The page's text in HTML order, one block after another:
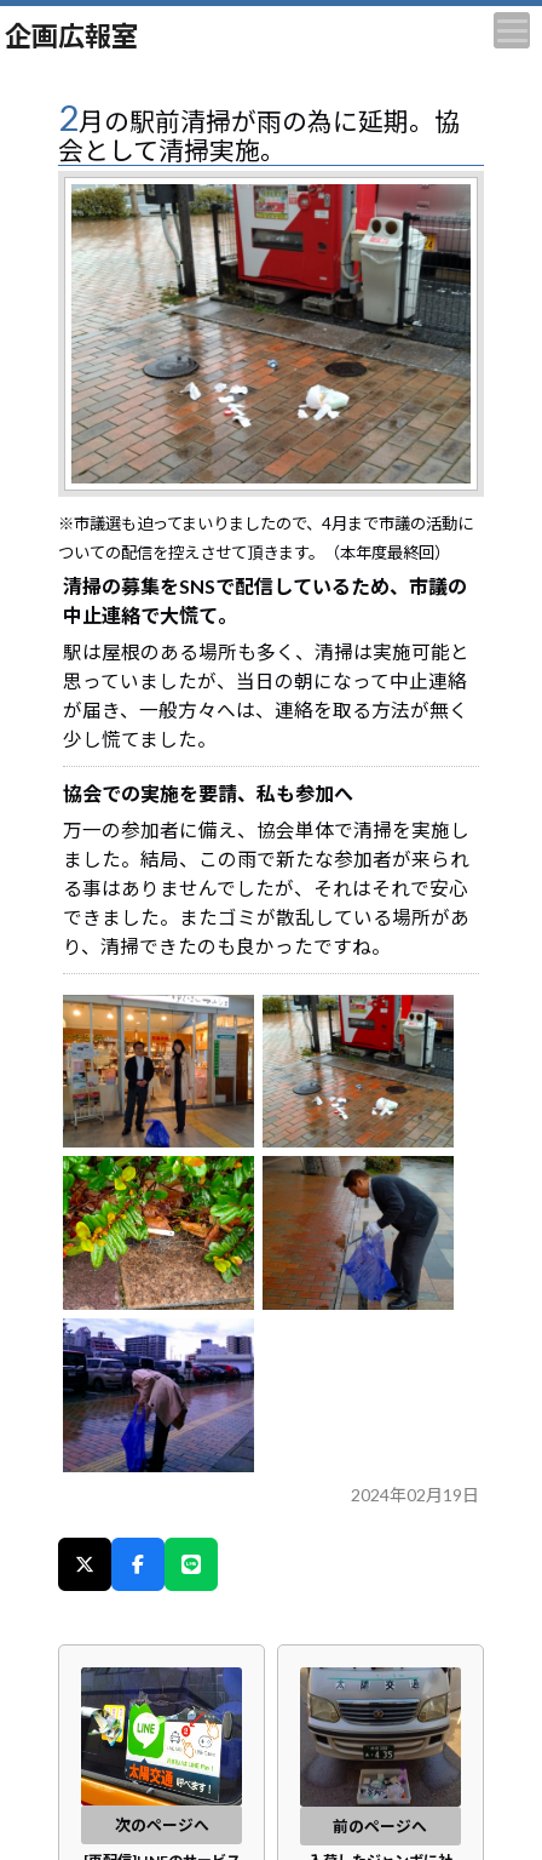
企画広報室
2月の駅前清掃が雨の為に延期。協
会として清掃実施。
※市議選も迫ってまいりましたので、4月まで市議の活動に
ついての配信を控えさせて頂きます。（本年度最終回）
清掃の募集をSNSで配信しているため、市議の
中止連絡で大慌て。
駅は屋根のある場所も多く、清掃は実施可能と
思っていましたが、当日の朝になって中止連絡
が届き、一般方々へは、連絡を取る方法が無く
少し慌てました。
協会での実施を要請、私も参加へ
万一の参加者に備え、協会単体で清掃を実施し
ました。結局、この雨で新たな参加者が来られ
る事はありませんでしたが、それはそれで安心
できました。またゴミが散乱している場所があ
り、清掃できたのも良かったですね。
2024年02月19日
次のページへ 前のページへ